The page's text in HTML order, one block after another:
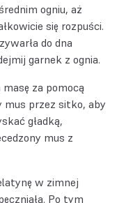
ogniu, aż
się rozpuści.
do dna
garnek z ognia.
za pomocą
mus przez sitko, aby
gładką,
mus z
w zimnej
Po tym